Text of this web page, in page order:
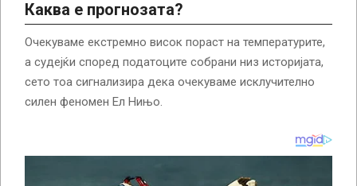
Каква е прогнозата?
Очекуваме екстремно висок пораст на температурите,
а судејќи според податоците собрани низ историјата,
сето тоа сигнализира дека очекуваме исклучително
силен феномен Ел Нињо.